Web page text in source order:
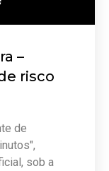
–
risco
de
sob a